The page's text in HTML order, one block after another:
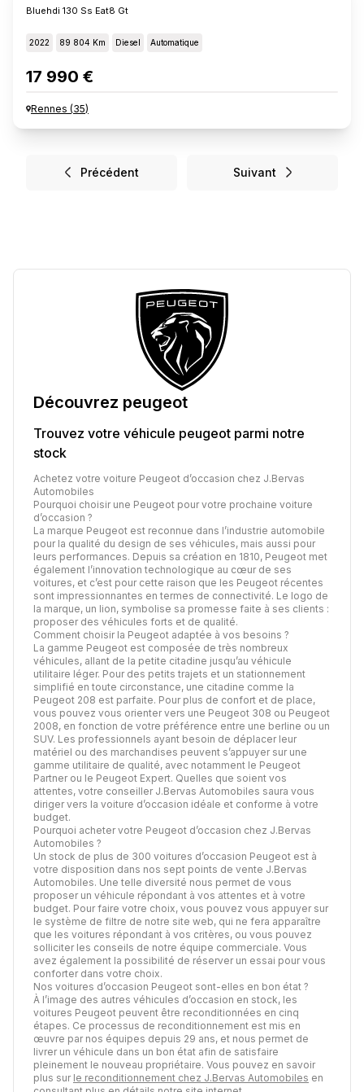
Bluehdi 130 Ss Eat8 Gt
2022 89 804 Km Diesel Automatique
17 990 €
Rennes (35)
Précédent Suivant
Découvrez peugeot
Trouvez votre véhicule peugeot parmi notre
stock
Achetez votre voiture Peugeot d’occasion chez J.Bervas
Automobiles
Pourquoi choisir une Peugeot pour votre prochaine voiture
d’occasion ?
La marque Peugeot est reconnue dans l’industrie automobile
pour la qualité du design de ses véhicules, mais aussi pour
leurs performances. Depuis sa création en 1810, Peugeot met
également l’innovation technologique au cœur de ses
voitures, et c’est pour cette raison que les Peugeot récentes
sont impressionnantes en termes de connectivité. Le logo de
la marque, un lion, symbolise sa promesse faite à ses clients :
proposer des véhicules forts et de qualité.
Comment choisir la Peugeot adaptée à vos besoins ?
La gamme Peugeot est composée de très nombreux
véhicules, allant de la petite citadine jusqu’au véhicule
utilitaire léger. Pour des petits trajets et un stationnement
simplifié en toute circonstance, une citadine comme la
Peugeot 208 est parfaite. Pour plus de confort et de place,
vous pouvez vous orienter vers une Peugeot 308 ou Peugeot
2008, en fonction de votre préférence entre une berline ou un
SUV. Les professionnels ayant besoin de déplacer leur
matériel ou des marchandises peuvent s’appuyer sur une
gamme utilitaire de qualité, avec notamment le Peugeot
Partner ou le Peugeot Expert. Quelles que soient vos
attentes, votre conseiller J.Bervas Automobiles saura vous
diriger vers la voiture d’occasion idéale et conforme à votre
budget.
Pourquoi acheter votre Peugeot d’occasion chez J.Bervas
Automobiles ?
Un stock de plus de 300 voitures d’occasion Peugeot est à
votre disposition dans nos sept points de vente J.Bervas
Automobiles. Une telle diversité nous permet de vous
proposer un véhicule répondant à vos attentes et à votre
budget. Pour faire votre choix, vous pouvez vous appuyer sur
le système de filtre de notre site web, qui ne fera apparaître
que les voitures répondant à vos critères, ou vous pouvez
solliciter les conseils de notre équipe commerciale. Vous
avez également la possibilité de réserver un essai pour vous
conforter dans votre choix.
Nos voitures d’occasion Peugeot sont-elles en bon état ?
À l’image des autres véhicules d’occasion en stock, les
voitures Peugeot peuvent être reconditionnées en cinq
étapes. Ce processus de reconditionnement est mis en
œuvre par nos équipes depuis 29 ans, et nous permet de
livrer un véhicule dans un bon état afin de satisfaire
pleinement le nouveau propriétaire. Vous pouvez en savoir
plus sur le reconditionnement chez J.Bervas Automobiles en